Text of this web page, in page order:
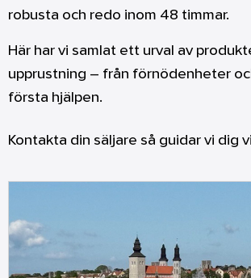
robusta och redo inom 48 timmar.
Här har vi samlat ett urval av
upprustning – från förnödenheter
första hjälpen.
Kontakta din säljare så guidar vi dig